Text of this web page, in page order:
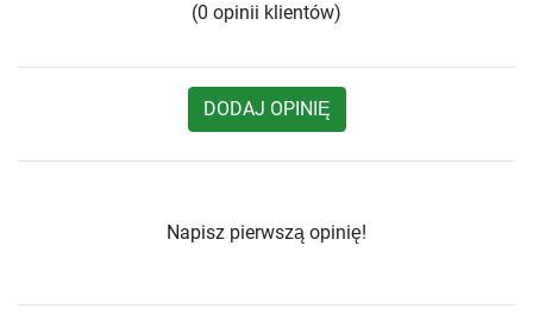
(0 opinii klientów)
DODAJ OPINIĘ
Napisz pierwszą opinię!